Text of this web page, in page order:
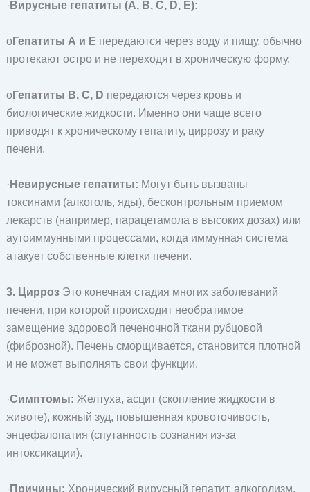
· Вирусные гепатиты (A, B, C, D, E):
oГепатиты А и Е передаются через воду и пищу, обычно
протекают остро и не переходят в хроническую форму.
oГепатиты B, C, D передаются через кровь и
биологические жидкости. Именно они чаще всего
приводят к хроническому гепатиту, циррозу и раку
печени.
· Невирусные гепатиты: Могут быть вызваны
токсинами (алкоголь, яды), бесконтрольным приемом
лекарств (например, парацетамола в высоких дозах) или
аутоиммунными процессами, когда иммунная система
атакует собственные клетки печени.
3. ЦиррозЭто конечная стадия многих заболеваний
печени, при которой происходит необратимое
замещение здоровой печеночной ткани рубцовой
(фиброзной). Печень сморщивается, становится плотной
и не может выполнять свои функции.
·Симптомы: Желтуха, асцит (скопление жидкости в
животе), кожный зуд, повышенная кровоточивость,
энцефалопатия (спутанность сознания из-за
интоксикации).
· Причины: Хронический вирусный гепатит, алкоголизм,